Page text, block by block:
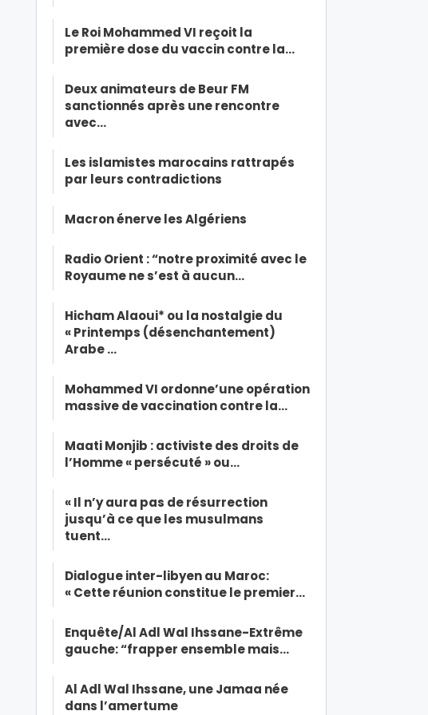
Le Roi Mohammed VI reçoit la
première dose du vaccin contre la…
Deux animateurs de Beur FM
sanctionnés après une rencontre
avec…
Les islamistes marocains rattrapés
par leurs contradictions
Macron énerve les Algériens
Radio Orient : “notre proximité avec le
Royaume ne s’est à aucun…
Hicham Alaoui* ou la nostalgie du
« Printemps (désenchantement)
Arabe …
Mohammed VI ordonne’une opération
massive de vaccination contre la…
Maati Monjib : activiste des droits de
l’Homme « persécuté » ou…
« Il n’y aura pas de résurrection
jusqu’à ce que les musulmans
tuent…
Dialogue inter-libyen au Maroc:
« Cette réunion constitue le premier…
Enquête/Al Adl Wal Ihssane-Extrême
gauche: “frapper ensemble mais…
Al Adl Wal Ihssane, une Jamaa née
dans l’amertume